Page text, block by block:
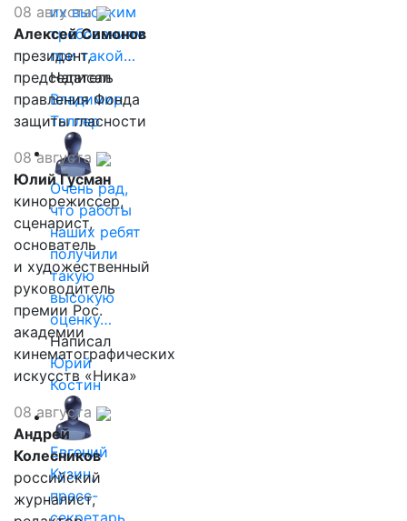
их высоким
требованиям
при такой…
Написал
Владимир
Таллер
Очень рад,
что работы
наших ребят
получили
такую
высокую
оценку…
Написал
Юрий
Костин
Евгений
Кузин,
пресс-
секретарь
08 августа
Алексей Симонов
президент,
председатель
правления Фонда
защиты гласности
08 августа
Юлий Гусман
кинорежиссер,
сценарист,
основатель
и художественный
руководитель
премии Рос.
академии
кинематографических
искусств «Ника»
08 августа
Андрей
Колесников
российский
журналист,